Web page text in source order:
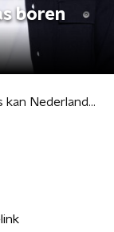
boren
Dit is de Dag: Hoeveel inwoners kan Nederland aan? | Gas boren onder de Waddenzee?